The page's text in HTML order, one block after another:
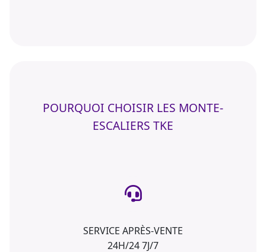
POURQUOI CHOISIR LES MONTE-
ESCALIERS TKE
SERVICE APRÈS-VENTE
24H/24 7J/7